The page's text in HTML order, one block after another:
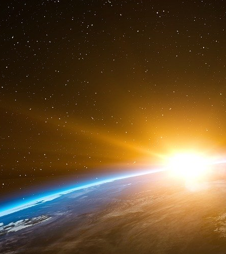
Le chef du gouvernement a également des
Corporation. James Murdoch a confirmé
de la question de BSKyB lors d’une fête de
Alors directrice générale de News
reprises dans le cadre de l’enquête policière
Le chef du gouvernement n’a eu de cesse
comme en témoigne le recrutement comme
ancien rédacteur en chef du News of the
CARRIÈRE FULGURANTE
L’ascension de Frédéric Michel au sein de
Roy Greenslade, expert de la presse écrite
de l’audition de James Murdoch.
fulgurante n’est pas la séduction qu’a pu
Labour de Tony Blair sur « M. Fils »,
réactionnaire.
Anglophile, « Fred », comme il se fait
de Westminster où son entregent, sa
faisaient merveille auprès des membres